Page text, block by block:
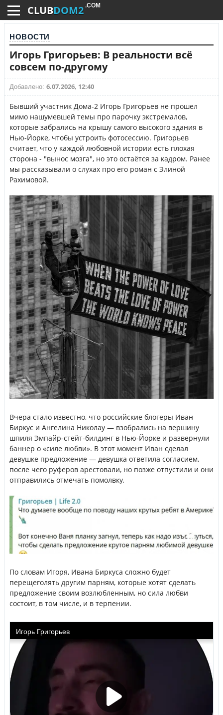
CLUBDOM2 .COM
НОВОСТИ
Игорь Григорьев: В реальности всё
совсем по-другому
Добавлено: 6.07.2026, 12:40
Бывший участник Дома-2 Игорь Григорьев не прошел
мимо нашумевшей темы про парочку экстремалов,
которые забрались на крышу самого высокого здания в
Нью-Йорке, чтобы устроить фотосессию. Григорьев
считает, что у каждой любовной истории есть плохая
сторона - "вынос мозга", но это остаётся за кадром. Ранее
мы рассказывали о слухах про его роман с Элиной
Рахимовой.
Вчера стало известно, что российские блогеры Иван
Биркус и Ангелина Николау — взобрались на вершину
шпиля Эмпайр-стейт-билдинг в Нью-Йорке и развернули
баннер о «силе любви». В этот момент Иван сделал
девушке предложение — девушка ответила согласием,
после чего руферов арестовали, но позже отпустили и они
отправились отмечать помолвку.
По словам Игоря, Ивана Биркуса сложно будет
перещеголять другим парням, которые хотят сделать
предложение своим возлюбленным, но сила любви
состоит, в том числе, и в терпении.